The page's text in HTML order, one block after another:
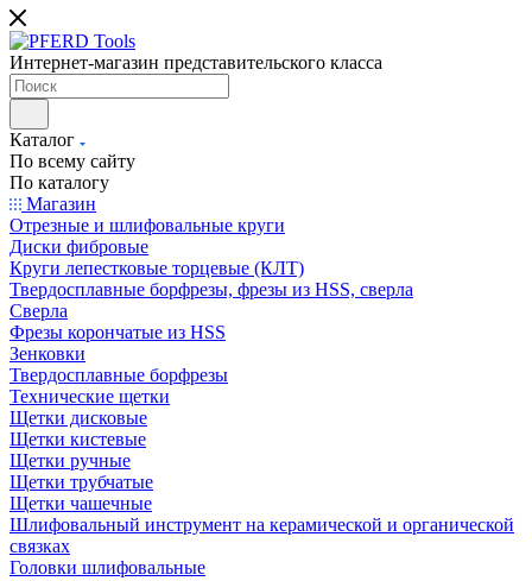
Интернет-магазин представительского класса
Каталог
По всему сайту
По каталогу
Магазин
Отрезные и шлифовальные круги
Диски фибровые
Круги лепестковые торцевые (КЛТ)
Твердосплавные борфрезы, фрезы из HSS, сверла
Сверла
Фрезы корончатые из HSS
Зенковки
Твердосплавные борфрезы
Технические щетки
Щетки дисковые
Щетки кистевые
Щетки ручные
Щетки трубчатые
Щетки чашечные
Шлифовальный инструмент на керамической и органической
связках
Головки шлифовальные